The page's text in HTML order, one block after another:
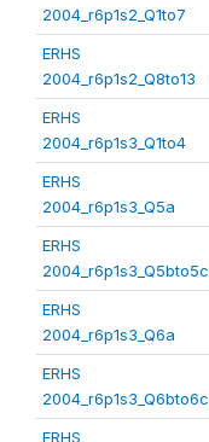
2004_r6p1s2_Q1to7
ERHS
2004_r6p1s2_Q8to13
ERHS
2004_r6p1s3_Q1to4
ERHS
2004_r6p1s3_Q5a
ERHS
2004_r6p1s3_Q5bto5c
ERHS
2004_r6p1s3_Q6a
ERHS
2004_r6p1s3_Q6bto6c
ERHS